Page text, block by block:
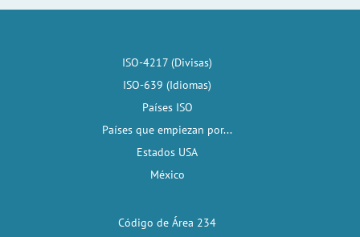
ISO-4217 (Divisas)
ISO-639 (Idiomas)
Países ISO
Países que empiezan por...
Estados USA
México
Código de Área 234